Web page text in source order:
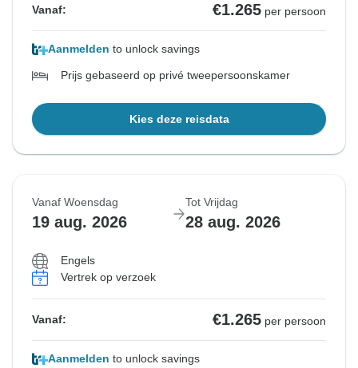
Vanaf: €1.265 per persoon
Aanmelden to unlock savings
Prijs gebaseerd op privé tweepersoonskamer
Kies deze reisdata
Vanaf Woensdag
19 aug. 2026
Tot Vrijdag
28 aug. 2026
Engels
Vertrek op verzoek
Vanaf: €1.265 per persoon
Aanmelden to unlock savings